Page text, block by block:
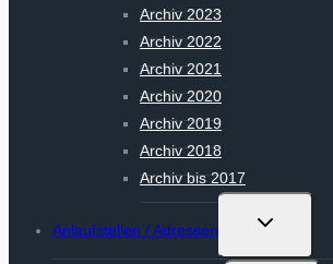
Archiv 2023
Archiv 2022
Archiv 2021
Archiv 2020
Archiv 2019
Archiv 2018
Archiv bis 2017
Anlaufstellen / Adressen
Untermenü